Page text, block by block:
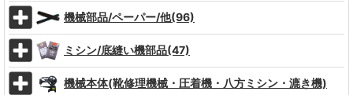
機械部品/ペーパー/他(96)
ミシン/底縫い機部品(47)
機械本体(靴修理機械・圧着機・八方ミシン・漉き機)